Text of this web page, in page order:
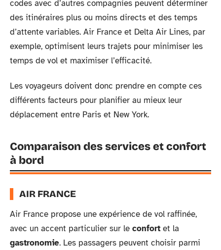
codes avec d’autres compagnies peuvent déterminer
des itinéraires plus ou moins directs et des temps
d’attente variables. Air France et Delta Air Lines, par
exemple, optimisent leurs trajets pour minimiser les
temps de vol et maximiser l’efficacité.
Les voyageurs doivent donc prendre en compte ces
différents facteurs pour planifier au mieux leur
déplacement entre Paris et New York.
Comparaison des services et confort
à bord
AIR FRANCE
Air France propose une expérience de vol raffinée,
avec un accent particulier sur le confort et la
gastronomie. Les passagers peuvent choisir parmi